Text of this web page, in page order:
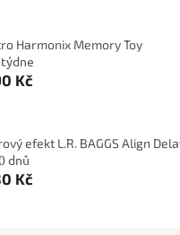
Harmonix Memory Toy
Kč
efekt L.R. BAGGS Align
dnů
Kč